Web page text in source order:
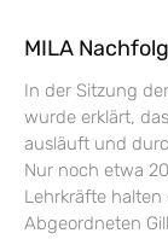
MILA
In der Sitzung
wurde erklärt,
ausläuft und
Nur noch etwa
Lehrkräfte
Abgeordneten